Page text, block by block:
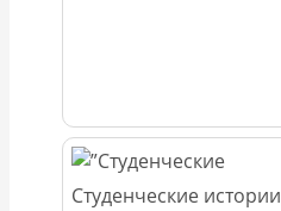
Студенческие истории